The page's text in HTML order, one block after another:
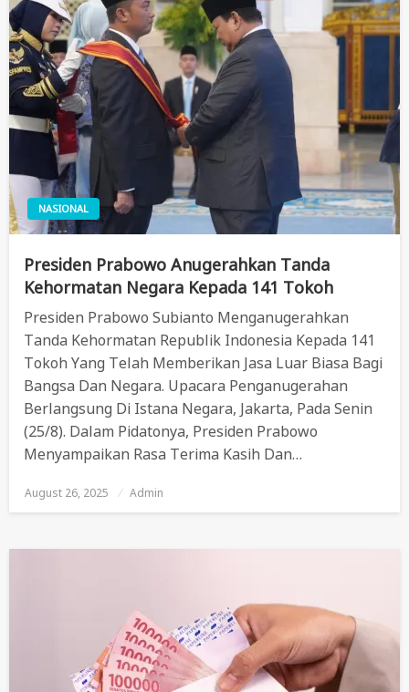
NASIONAL
Presiden Prabowo Anugerahkan Tanda
Kehormatan Negara Kepada 141 Tokoh
Presiden Prabowo Subianto Menganugerahkan
Tanda Kehormatan Republik Indonesia Kepada 141
Tokoh Yang Telah Memberikan Jasa Luar Biasa Bagi
Bangsa Dan Negara. Upacara Penganugerahan
Berlangsung Di Istana Negara, Jakarta, Pada Senin
(25/8). Dalam Pidatonya, Presiden Prabowo
Menyampaikan Rasa Terima Kasih Dan…
Posted
On
August 26, 2025 Admin